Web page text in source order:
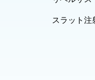
スラット注